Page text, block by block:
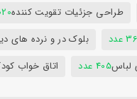
طراحی جزئیات تقویت کننده
بلوک در و نرده های
لباس405 عدد اتاق خواب